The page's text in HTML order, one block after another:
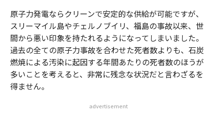
原子力発電ならクリーンで安定的な供給が可能ですが、
スリーマイル島やチェルノブイリ、福島の事故以来、世
間から悪い印象を持たれるようになってしまいました。
過去の全ての原子力事故を合わせた死者数よりも、石炭
燃焼による汚染に起因する年間あたりの死者数のほうが
多いことを考えると、非常に残念な状況だと言わざるを
得ません。
advertisement